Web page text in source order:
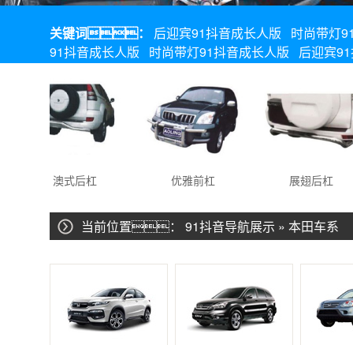
关键词： 后迎宾91抖音成长人版
时尚带灯
91抖音成长人版
时尚带灯91抖音成长人版 后迎宾
澳式后杠 优雅前杠 展翅后杠
当前位置： 91抖音导航展示 » 本田车系